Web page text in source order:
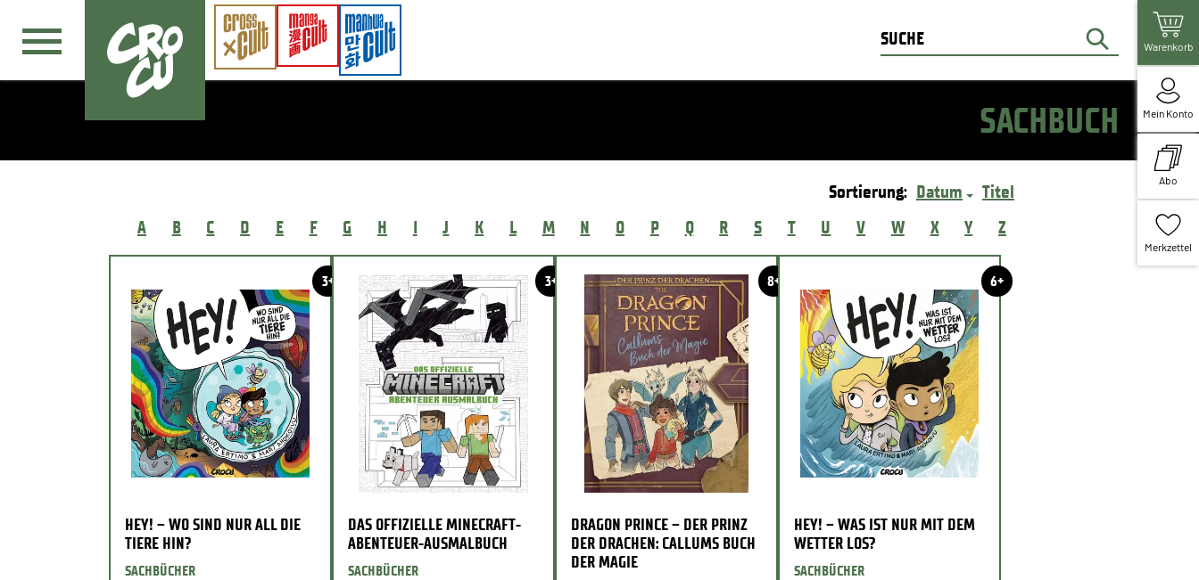
Warenkorb
Mein Konto
Abo
Merkzettel
SACHBUCH
Sortierung: Datum
Titel
A
B C D E F G H I J K L M N O P Q R S T U V W X Y Z
3+
HEY! – WO SIND NUR ALL DIE
TIERE HIN?
SACHBÜCHER
3+
DAS OFFIZIELLE MINECRAFT-
ABENTEUER-AUSMALBUCH
SACHBÜCHER
8+
DRAGON PRINCE – DER PRINZ
DER DRACHEN: CALLUMS BUCH
DER MAGIE
6+
HEY! – WAS IST NUR MIT DEM
WETTER LOS?
SACHBÜCHER